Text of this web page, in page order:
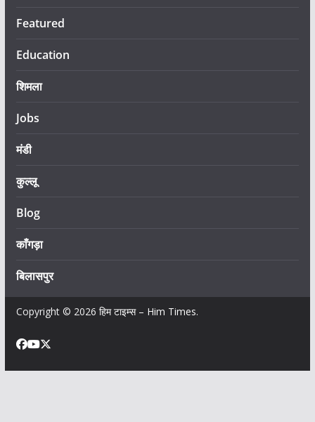
Featured
Education
शिमला
Jobs
मंडी
कुल्लू
Blog
काँगड़ा
बिलासपुर
Copyright © 2026 हिम टाइम्स – Him Times.